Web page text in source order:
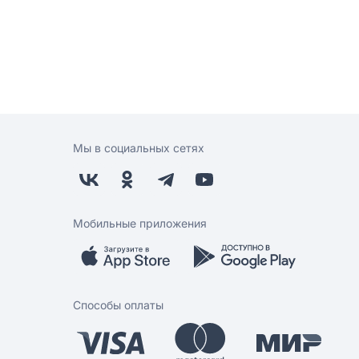
Мы в социальных сетях
Мобильные приложения
Способы оплаты